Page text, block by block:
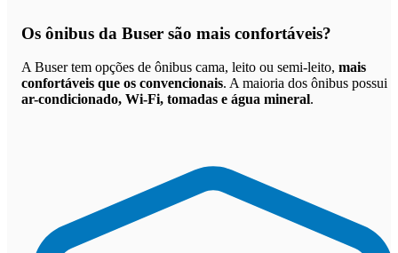
Os ônibus da Buser são mais confortáveis?
A Buser tem opções de ônibus cama, leito ou semi-leito, mais
confortáveis que os convencionais. A maioria dos ônibus possui
ar-condicionado, Wi-Fi, tomadas e água mineral.